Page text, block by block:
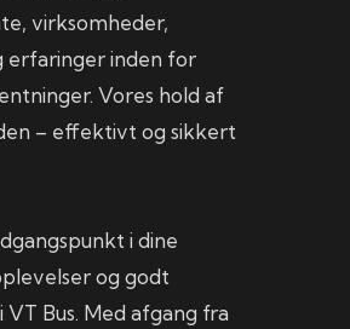
virksomheder,
erfaringer inden for
Vores hold af
– effektivt og sikkert
i dine
og godt
Bus. Med afgang fra